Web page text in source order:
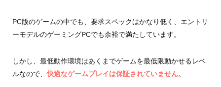
PC版のゲームの中でも、要求スペックはかなり低く、エントリ
ーモデルのゲーミングPCでも余裕で満たしています。
しかし、最低動作環境はあくまでゲームを最低限動かせるレベ
ルなので、快適なゲームプレイは保証されていません。